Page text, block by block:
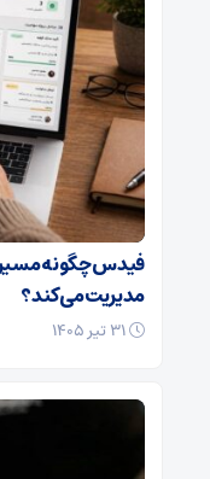
فیدس چگونه مسیر
مدیریت می‌کند؟